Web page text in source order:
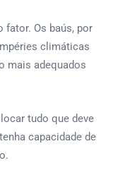
fator. Os baús, por
climáticas
mais adequados
tudo que deve
capacidade de